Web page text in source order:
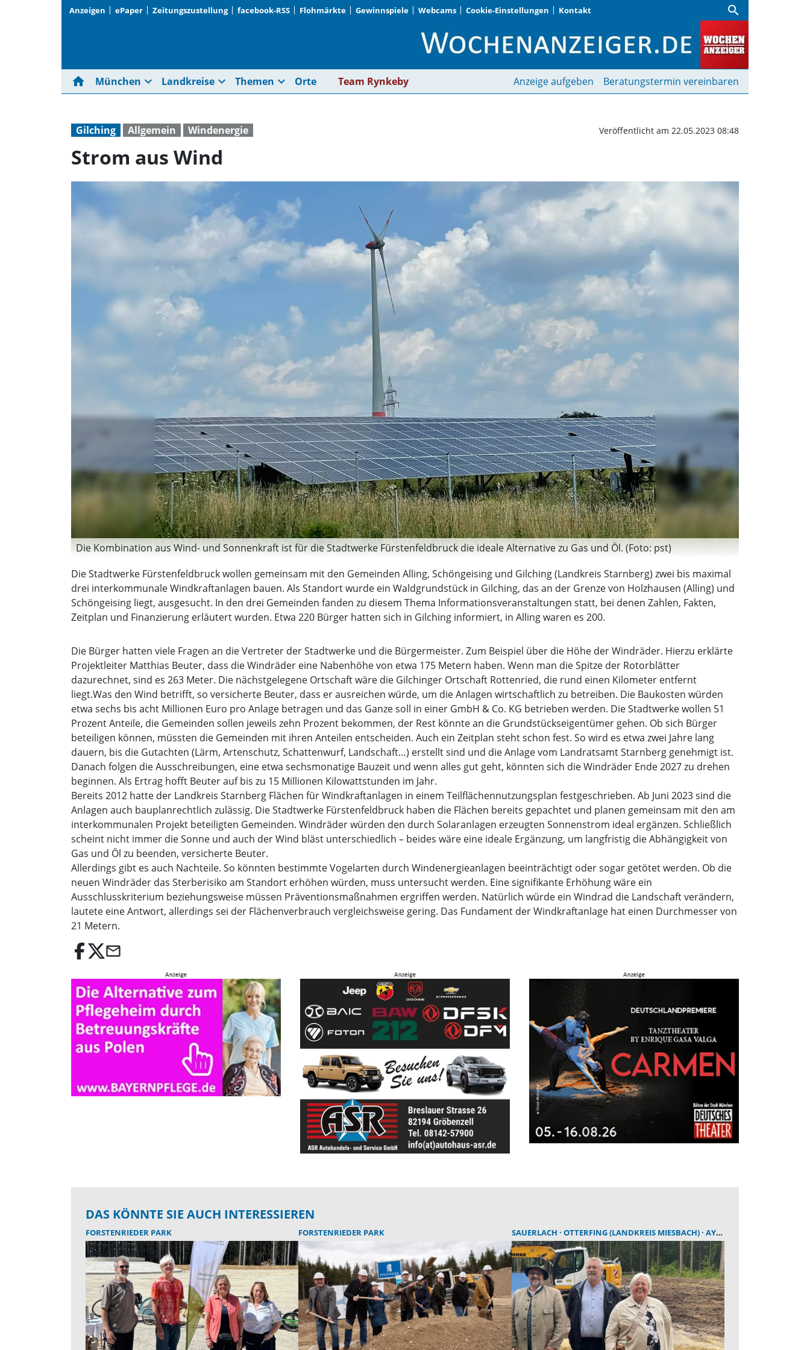
Anzeigen ePaper Zeitungszustellung facebook-RSS Flohmärkte Gewinnspiele Webcams Cookie-Einstellungen Kontakt search
Strom aus Wind | Wochenanzeiger
home München expand_more Landkreise expand_more Themen expand_more Orte Team Rynkeby Anzeige aufgeben Beratungstermin vereinbaren
Gilching Allgemein Windenergie Veröffentlicht am 22.05.2023 08:48
Strom aus Wind
Die Kombination aus Wind- und Sonnenkraft ist für die Stadtwerke Fürstenfeldbruck die ideale Alternative zu Gas und Öl. (Foto: pst)
Die Stadtwerke Fürstenfeldbruck wollen gemeinsam mit den Gemeinden Alling, Schöngeising und Gilching (Landkreis Starnberg) zwei bis maximal
drei interkommunale Windkraftanlagen bauen. Als Standort wurde ein Waldgrundstück in Gilching, das an der Grenze von Holzhausen (Alling) und
Schöngeising liegt, ausgesucht. In den drei Gemeinden fanden zu diesem Thema Informationsveranstaltungen statt, bei denen Zahlen, Fakten,
Zeitplan und Finanzierung erläutert wurden. Etwa 220 Bürger hatten sich in Gilching informiert, in Alling waren es 200.
Die Bürger hatten viele Fragen an die Vertreter der Stadtwerke und die Bürgermeister. Zum Beispiel über die Höhe der Windräder. Hierzu erklärte
Projektleiter Matthias Beuter, dass die Windräder eine Nabenhöhe von etwa 175 Metern haben. Wenn man die Spitze der Rotorblätter
dazurechnet, sind es 263 Meter. Die nächstgelegene Ortschaft wäre die Gilchinger Ortschaft Rottenried, die rund einen Kilometer entfernt
liegt.Was den Wind betrifft, so versicherte Beuter, dass er ausreichen würde, um die Anlagen wirtschaftlich zu betreiben. Die Baukosten würden
etwa sechs bis acht Millionen Euro pro Anlage betragen und das Ganze soll in einer GmbH & Co. KG betrieben werden. Die Stadtwerke wollen 51
Prozent Anteile, die Gemeinden sollen jeweils zehn Prozent bekommen, der Rest könnte an die Grundstückseigentümer gehen. Ob sich Bürger
beteiligen können, müssten die Gemeinden mit ihren Anteilen entscheiden. Auch ein Zeitplan steht schon fest. So wird es etwa zwei Jahre lang
dauern, bis die Gutachten (Lärm, Artenschutz, Schattenwurf, Landschaft…) erstellt sind und die Anlage vom Landratsamt Starnberg genehmigt ist.
Danach folgen die Ausschreibungen, eine etwa sechsmonatige Bauzeit und wenn alles gut geht, könnten sich die Windräder Ende 2027 zu drehen
beginnen. Als Ertrag hofft Beuter auf bis zu 15 Millionen Kilowattstunden im Jahr.
Bereits 2012 hatte der Landkreis Starnberg Flächen für Windkraftanlagen in einem Teilflächennutzungsplan festgeschrieben. Ab Juni 2023 sind die
Anlagen auch bauplanrechtlich zulässig. Die Stadtwerke Fürstenfeldbruck haben die Flächen bereits gepachtet und planen gemeinsam mit den am
interkommunalen Projekt beteiligten Gemeinden. Windräder würden den durch Solaranlagen erzeugten Sonnenstrom ideal ergänzen. Schließlich
scheint nicht immer die Sonne und auch der Wind bläst unterschiedlich – beides wäre eine ideale Ergänzung, um langfristig die Abhängigkeit von
Gas und Öl zu beenden, versicherte Beuter.
Allerdings gibt es auch Nachteile. So könnten bestimmte Vogelarten durch Windenergieanlagen beeinträchtigt oder sogar getötet werden. Ob die
neuen Windräder das Sterberisiko am Standort erhöhen würden, muss untersucht werden. Eine signifikante Erhöhung wäre ein
Ausschlusskriterium beziehungsweise müssen Präventionsmaßnahmen ergriffen werden. Natürlich würde ein Windrad die Landschaft verändern,
lautete eine Antwort, allerdings sei der Flächenverbrauch vergleichsweise gering. Das Fundament der Windkraftanlage hat einen Durchmesser von
21 Metern.
email
DAS KÖNNTE SIE AUCH INTERESSIEREN
FORSTENRIEDER PARK FORSTENRIEDER PARK SAUERLACH OTTERFING (LANDKREIS MIESBACH) AYING